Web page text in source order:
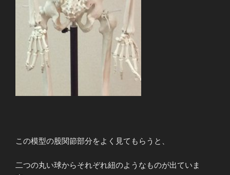
この模型の股関節部分をよく見てもらうと、
二つの丸い球からそれぞれ紐のようなものが出ていま